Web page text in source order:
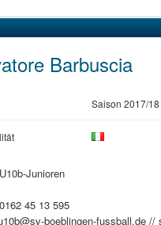
Barbuscia
Saison 2017/18
Junioren
45 13 595
boeblingen-fussball.de //